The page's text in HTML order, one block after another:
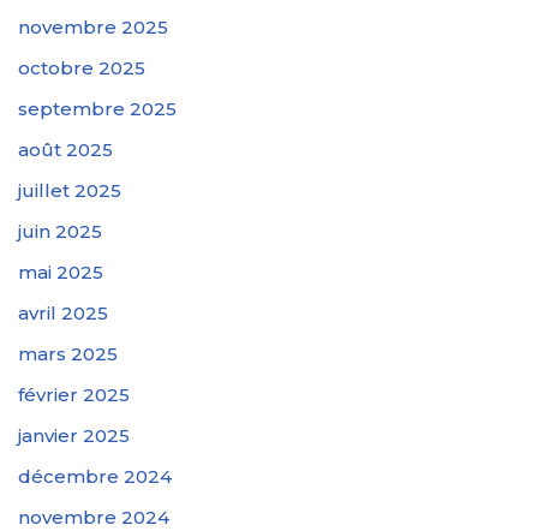
novembre 2025
octobre 2025
septembre 2025
août 2025
juillet 2025
juin 2025
mai 2025
avril 2025
mars 2025
février 2025
janvier 2025
décembre 2024
novembre 2024